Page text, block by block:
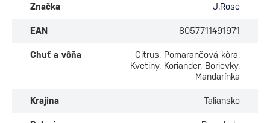
Značka J.Rose
EAN 8057711491971
Chuť a vôňa
Citrus, Pomarančová kôra,
Kvetiny, Koriander, Borievky,
Mandarínka
Krajina Taliansko